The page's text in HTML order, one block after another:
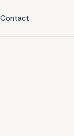
Contact